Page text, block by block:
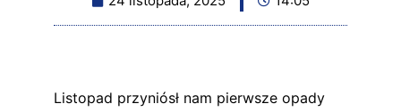
Listopad przyniósł nam pierwsze opady